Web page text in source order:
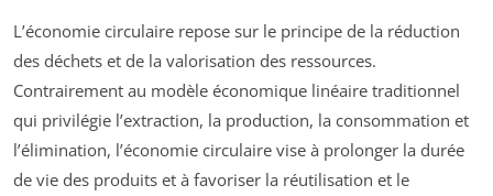
L’économie circulaire repose sur le principe de la réduction
des déchets et de la valorisation des ressources.
Contrairement au modèle économique linéaire traditionnel
qui privilégie l’extraction, la production, la consommation et
l’élimination, l’économie circulaire vise à prolonger la durée
de vie des produits et à favoriser la réutilisation et le